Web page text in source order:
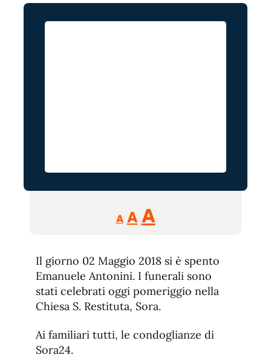
A
Reducir
tamaño
A Restablecer
de
fuente
AAumentar
de
fuente.
Il giorno 02 Maggio 2018 si è spento
Emanuele Antonini. I funerali sono
stati celebrati oggi pomeriggio nella
Chiesa S. Restituta, Sora.
Ai familiari tutti, le condoglianze di
Sora24.